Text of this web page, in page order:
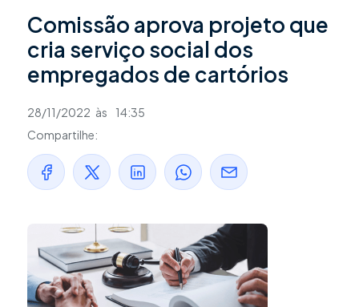
Comissão aprova projeto que
cria serviço social dos
empregados de cartórios
28/11/2022 às
14:35
Compartilhe: